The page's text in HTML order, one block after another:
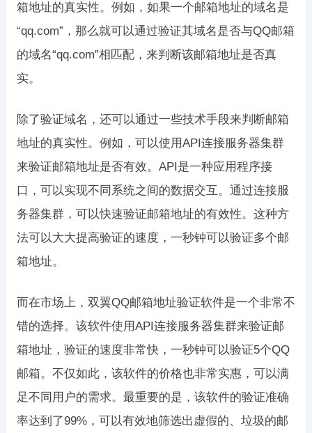
箱地址的真实性。例如，如果一个邮箱地址的域名是
“qq.com”，那么就可以通过验证其域名是否与QQ邮箱
的域名“qq.com”相匹配，来判断该邮箱地址是否真
实。
除了验证域名，还可以通过一些技术手段来判断邮箱
地址的真实性。例如，可以使用API连接服务器集群
来验证邮箱地址是否有效。API是一种应用程序接
口，可以实现不同系统之间的数据交互。通过连接服
务器集群，可以快速验证邮箱地址的有效性。这种方
法可以大大提高验证的速度，一秒钟可以验证多个邮
箱地址。
而在市场上，双翼QQ邮箱地址验证软件是一个非常不
错的选择。该软件使用API连接服务器集群来验证邮
箱地址，验证的速度非常快，一秒钟可以验证5个QQ
邮箱。不仅如此，该软件的价格也非常实惠，可以满
足不同用户的需求。最重要的是，该软件的验证准确
率达到了99%，可以有效地筛选出虚假的、垃圾的邮